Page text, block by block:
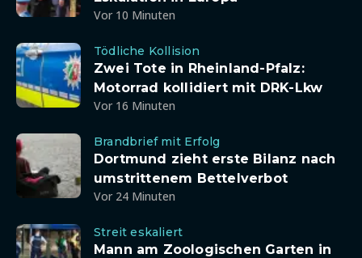
Vor 10 Minuten
Tödliche Kollision
Zwei Tote in Rheinland-Pfalz:
Motorrad kollidiert mit DRK-Lkw
Vor 16 Minuten
Brandbrief mit Erfolg
Dortmund zieht erste Bilanz nach
umstrittenem Bettelverbot
Vor 24 Minuten
Streit eskaliert
Mann am Zoologischen Garten in